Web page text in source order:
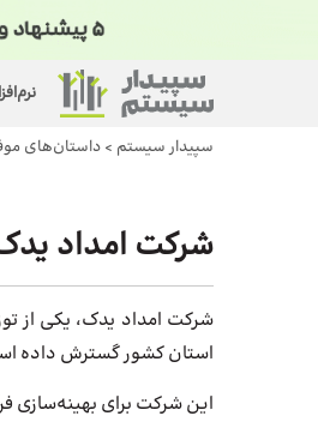
سپیدار سیستم >داستان‌های
شرکت امداد
استان کشور گسترش داده
این شرکت برای بهینه‌سازی